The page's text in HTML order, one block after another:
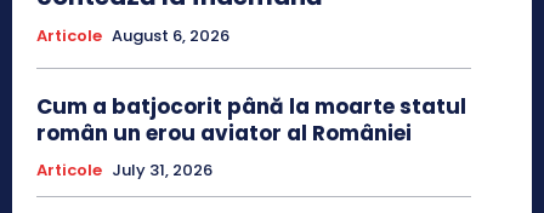
Articole August 6, 2026
Cum a batjocorit până la moarte statul
român un erou aviator al României
Articole July 31, 2026